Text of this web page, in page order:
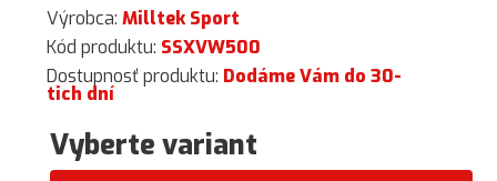
Výrobca:Milltek Sport
Kód produktu: SSXVW500
Dostupnosť produktu: Dodáme Vám do 30-
tich dní
Vyberte variant